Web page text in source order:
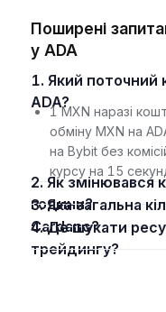
Поширені
у ADA
1. Який поточний курс обміну за 1 MXN на
ADA?
1 MXN наразі
обміну MXN на
на Bybit без
курсу на 15
2. Як змінювався курс MXN до ADA за 24
години?
3. Яка загальна кількість доступних
Cardano?
4. Де шукати ресурси для навчання
трейдингу?